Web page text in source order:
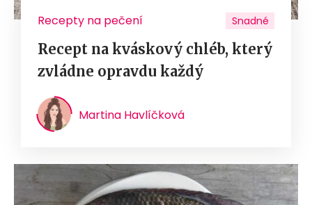
Recepty na pečení Snadné
Recept na kváskový chléb, který
zvládne opravdu každý
Martina Havlíčková